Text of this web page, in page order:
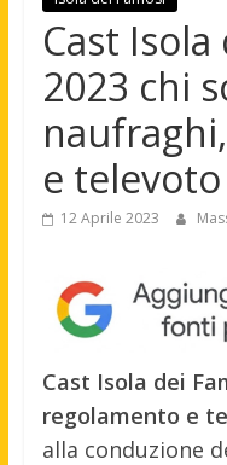
Cast
2023 chi
e televoto
12 Aprile 2023
Cast Isola dei
regolamento e
alla conduzione